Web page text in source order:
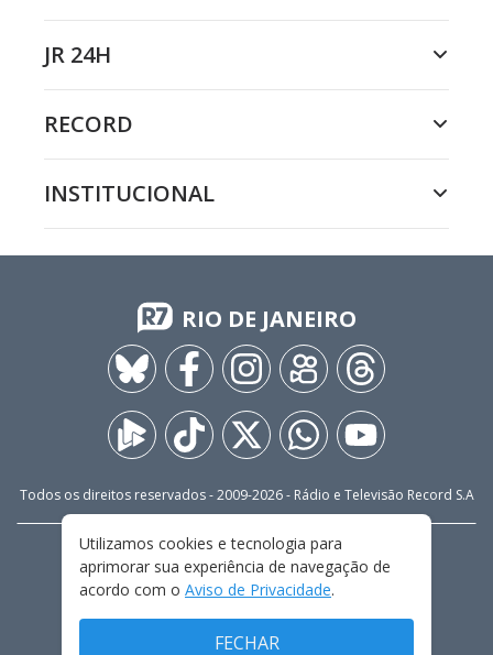
JR 24H
RECORD
INSTITUCIONAL
RIO DE JANEIRO
Todos os direitos reservados - 2009-2026- Rádio e Televisão Record S.A
FALE CONOSCO
PRIVACIDADE
TERMOS E CONDIÇÕES DE USO
Utilizamos cookies e tecnologia para
aprimorar sua experiência de navegação de
acordo com o Aviso de Privacidade.
FECHAR